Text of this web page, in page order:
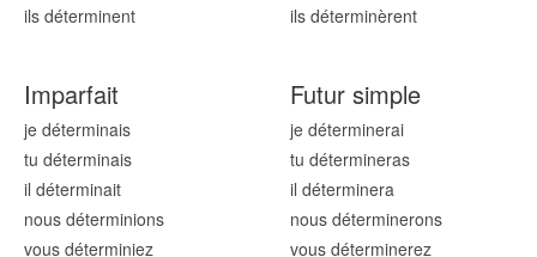
ils déterminent
ils déterminèrent
Imparfait
je déterminais
tu déterminais
il déterminait
nous déterminions
vous déterminiez
Futur simple
je déterminerai
tu détermineras
il déterminera
nous déterminerons
vous déterminerez